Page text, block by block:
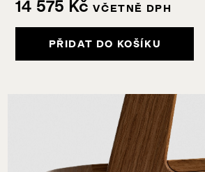
14 575 KčVČETNĚ DPH
PŘIDAT DO KOŠÍKU